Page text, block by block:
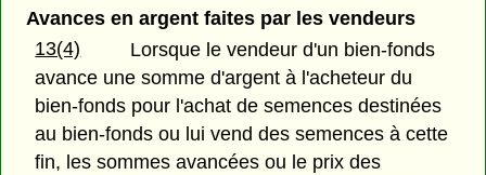
Avances en argent faites par les vendeurs
13(4)
Lorsque le vendeur d'un bien-fonds
avance une somme d'argent à l'acheteur du
bien-fonds pour l'achat de semences destinées
au bien-fonds ou lui vend des semences à cette
fin, les sommes avancées ou le prix des